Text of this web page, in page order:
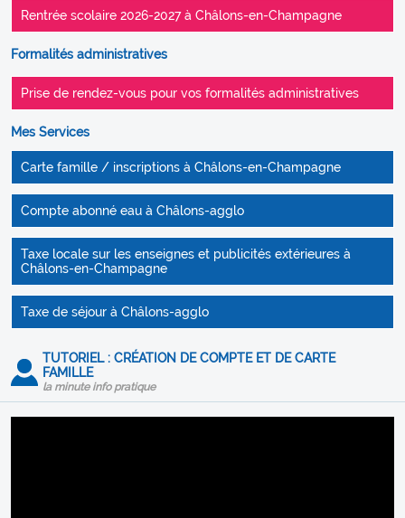
Rentrée scolaire 2026-2027 à Châlons-en-Champagne
Formalités administratives
Prise de rendez-vous pour vos formalités administratives
Mes Services
Carte famille / inscriptions à Châlons-en-Champagne
Compte abonné eau à Châlons-agglo
Taxe locale sur les enseignes et publicités extérieures à
Châlons-en-Champagne
Taxe de séjour à Châlons-agglo
TUTORIEL : CRÉATION DE COMPTE ET DE CARTE
FAMILLE
la minute info pratique